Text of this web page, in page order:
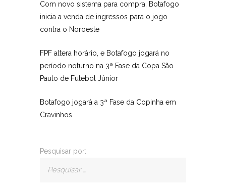
Com novo sistema para compra, Botafogo
inicia a venda de ingressos para o jogo
contra o Noroeste
FPF altera horário, e Botafogo jogará no
período noturno na 3ª Fase da Copa São
Paulo de Futebol Júnior
Botafogo jogará a 3ª Fase da Copinha em
Cravinhos
Pesquisar por: